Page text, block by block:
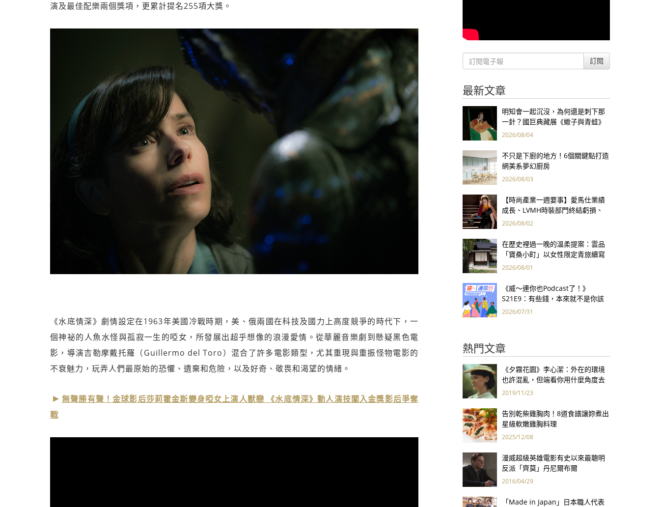
演及最佳配樂兩個獎項，更累計提名255項大獎。
《水底情深》劇情設定在1963年美國冷戰時期，美、俄兩國在科技及國力上高度競爭的時代下，一
個神祕的人魚水怪與孤寂一生的啞女，所發展出超乎想像的浪漫愛情。從華麗音樂劇到懸疑黑色電
影，導演吉勒摩戴托羅（Guillermo del Toro）混合了許多電影類型，尤其重現與重振怪物電影的
不衰魅力，玩弄人們最原始的恐懼、遺棄和危險，以及好奇、敬畏和渴望的情緒。
無聲勝有聲！金球影后莎莉霍金斯變身啞女上演人獸戀 《水底情深》動人演技闖入金獎影后爭奪
戰
訂閱
最新文章
明知會一起沉沒，為何還是刺下那
一針？國巨典藏展《蠍子與青蛙》
用66件名作拷問人性
2026/08/04
不只是下廚的地方！6個關鍵點打造
網美系夢幻廚房
2026/08/03
【時尚產業一週要事】愛馬仕業績
成長、LVMH時裝部門終結虧損、
Kering轉型策略初現成效、Prada
2026/08/02
在歷史裡過一晚的溫柔提案：雲品
「寶桑小町」以女性限定青旅續寫
台東老屋記憶
2026/08/01
《威～連你也Podcast了！》
S21E9：有些錢，本來就不是你該
賺的——讀《一個投機者的告白》
2026/07/31
熱門文章
《夕霧花園》李心潔：外在的環境
也許混亂，但端看你用什麼角度去
看世界
2019/11/23
告別乾柴雞胸肉！8道食譜讓妳煮出
星級軟嫩雞胸料理
2025/12/08
漫威超級英雄電影有史以來最聰明
反派「齊莫」丹尼爾布爾
2016/04/29
「Made in Japan」日本職人代表